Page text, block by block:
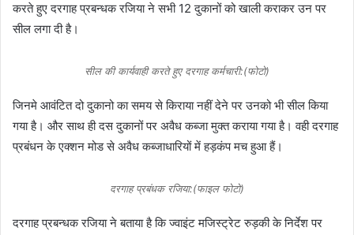
करते हुए दरगाह प्रबन्धक रजिया ने सभी 12 दुकानों को खाली कराकर उन पर
सील लगा दी है।
सील की कार्यवाही करते हुए दरगाह कर्मचारी:(फोटो)
जिनमे आवंटित दो दुकानो का समय से किराया नहीं देने पर उनको भी सील किया
गया है। और साथ ही दस दुकानों पर अवैध कब्जा मुक्त कराया गया है। वही दरगाह
प्रबंधन के एक्शन मोड से अवैध कब्जाधारियों में हड़कंप मच हुआ हैं।
दरगाह प्रबंधक रजिया:(फाइल फोटो)
दरगाह प्रबन्धक रजिया ने बताया है कि ज्वाइंट मजिस्ट्रेट रुड़की के निर्देश पर